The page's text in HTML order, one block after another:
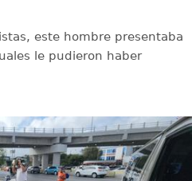
este hombre presentaba
le pudieron haber